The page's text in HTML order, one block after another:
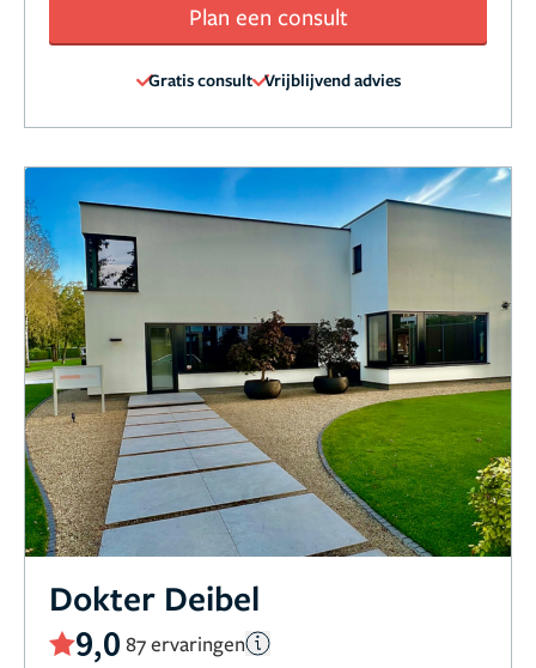
Plan een consult
Gratis consult Vrijblijvend advies
Dokter Deibel
9,0 87 ervaringen